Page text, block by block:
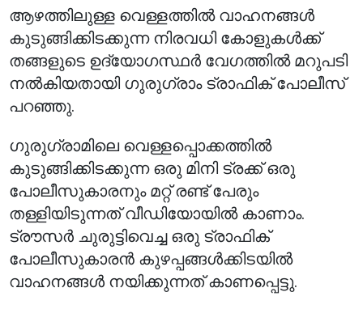
ആഴത്തിലുള്ള വെള്ളത്തിൽ വാഹനങ്ങൾ
കുടുങ്ങിക്കിടക്കുന്ന നിരവധി കോളുകൾക്ക്
തങ്ങളുടെ ഉദ്യോഗസ്ഥർ വേഗത്തിൽ മറുപടി
നൽകിയതായി ഗുരുഗ്രാം ട്രാഫിക് പോലീസ്
പറഞ്ഞു.
ഗുരുഗ്രാമിലെ വെള്ളപ്പൊക്കത്തിൽ
കുടുങ്ങിക്കിടക്കുന്ന ഒരു മിനി ട്രക്ക് ഒരു
പോലീസുകാരനും മറ്റ് രണ്ട് പേരും
തള്ളിയിടുന്നത് വീഡിയോയിൽ കാണാം.
ട്രൗസർ ചുരുട്ടിവെച്ച ഒരു ട്രാഫിക്
പോലീസുകാരൻ കുഴപ്പങ്ങൾക്കിടയിൽ
വാഹനങ്ങൾ നയിക്കുന്നത് കാണപ്പെട്ടു.